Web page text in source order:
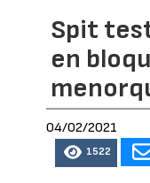
Spit
en
04/02/2021
1522